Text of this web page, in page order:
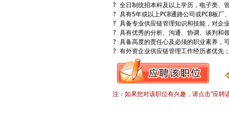
? 全日制统招本科及以上学历，电子类、
? 具有5年或以上PCB通路公司或PCB板厂
? 具备专业供应链管理知识和技能，对企
? 具有优秀的分析、沟通、协调、谈判和
? 具备高度的责任心及必须的职业素养，
? 有外资企业供应链管理工作经历者优先
注：如果您对该职位有兴趣，请点击"应聘